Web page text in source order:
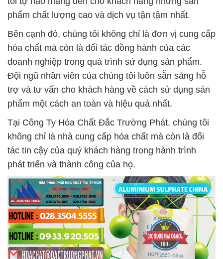
phẩm chất lượng cao và dịch vụ tận tâm nhất.
Bên cạnh đó, chúng tôi không chỉ là đơn vị cung cấp
hóa chất mà còn là đối tác đồng hành của các
doanh nghiệp trong quá trình sử dụng sản phẩm.
Đội ngũ nhân viên của chúng tôi luôn sẵn sàng hỗ
trợ và tư vấn cho khách hàng về cách sử dụng sản
phẩm một cách an toàn và hiệu quả nhất.
Tại Công Ty Hóa Chất Đắc Trường Phát, chúng tôi
không chỉ là nhà cung cấp hóa chất mà còn là đối
tác tin cậy của quý khách hàng trong hành trình
phát triển và thành công của họ.